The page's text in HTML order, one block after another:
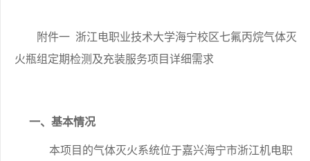
附件一 浙江电职业技术大学海宁校区七氟丙烷气体灭
火瓶组定期检测及充装服务项目详细需求
一、 基本情况
本项目的气体灭火系统位于嘉兴海宁市浙江机电职